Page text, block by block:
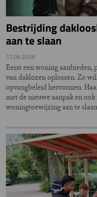
Bestrijding
aan te slaan
17.06.2026
Eerst een woning aanbieden,
van daklozen oplossen. Zo
opvangbeleid hervormen.
met de nieuwe aanpak en
woningtoewijzing aan te